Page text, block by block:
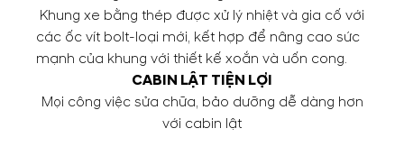
Khung xe bằng thép được xử lý nhiệt và gia cố với
các ốc vít bolt-loại mới, kết hợp để nâng cao sức
mạnh của khung với thiết kế xoắn và uốn cong.
CABIN LẬT TIỆN LỢI
Mọi công việc sửa chữa, bảo dưỡng dễ dàng hơn
với cabin lật